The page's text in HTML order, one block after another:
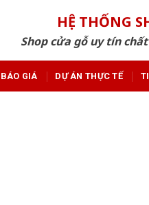
HỆ THỐNG
Shop cửa gỗ uy tín
BÁO GIÁ DỰ ÁN THỰC TẾ